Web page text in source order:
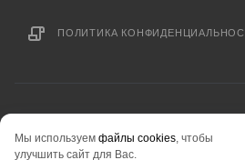
ПОЛИТИКА
информация на сайте «kromschroder-rus.ru» не
Мы используем файлы cookies, чтобы
улучшить сайт для Вас.